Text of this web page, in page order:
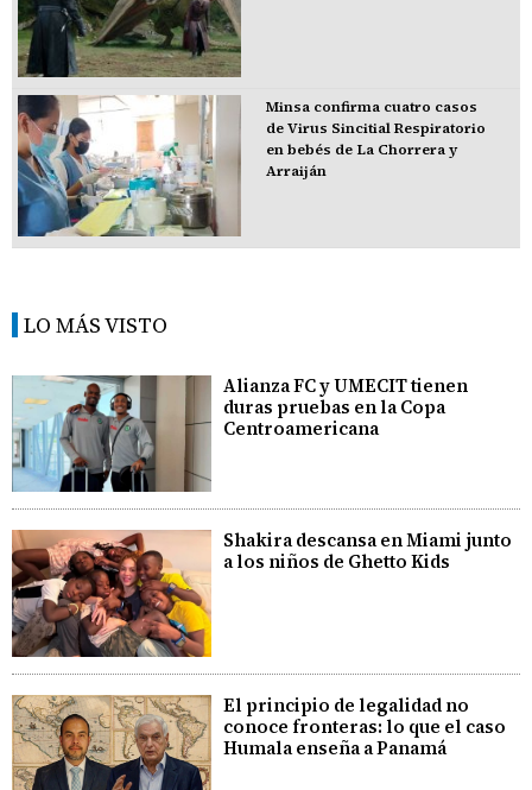
Minsa confirma cuatro casos
de Virus Sincitial Respiratorio
en bebés de La Chorrera y
Arraiján
LO MÁS VISTO
Alianza FC y UMECIT tienen
duras pruebas en la Copa
Centroamericana
Shakira descansa en Miami junto
a los niños de Ghetto Kids
El principio de legalidad no
conoce fronteras: lo que el caso
Humala enseña a Panamá